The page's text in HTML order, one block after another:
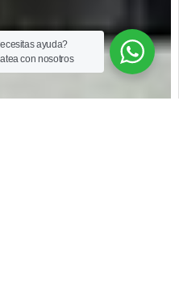
ayuda?
con nosotros